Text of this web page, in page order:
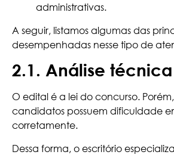
administrativas.
A seguir, listamos algumas das
desempenhadas nesse tipo de
2.1. Análise
O edital é a lei do concurso.
candidatos possuem dificuldade
corretamente.
Dessa forma, o escritório